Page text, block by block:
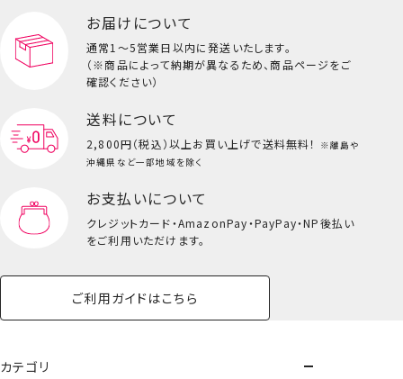
ビューティーコスメ一覧を見る
キッズ一覧を見る
お届けについて
通常1～5営業日以内に発送いたします。
（※商品によって納期が異なるため、商品ページをご
確認ください）
送料について
2,800円（税込）以上お買い上げで送料無料！
※離島や
沖縄県など一部地域を除く
お支払いについて
クレジットカード・AmazonPay・PayPay・NP後払い
をご利用いただけます。
ご利用ガイドはこちら
カテゴリ